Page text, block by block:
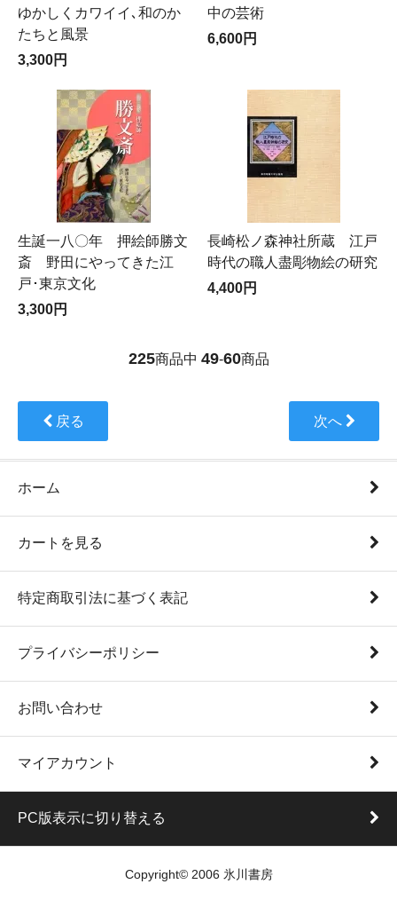
ゆかしくカワイイ､和のか
たちと風景
3,300円
中の芸術
6,600円
生誕一八〇年 押絵師勝文
斎 野田にやってきた江
戸･東京文化
3,300円
長崎松ノ森神社所蔵 江戸
時代の職人盡彫物絵の研究
4,400円
225商品中 49-60商品
戻る 次へ
ホーム
カートを見る
特定商取引法に基づく表記
プライバシーポリシー
お問い合わせ
マイアカウント
PC版表示に切り替える
Copyright© 2006 氷川書房